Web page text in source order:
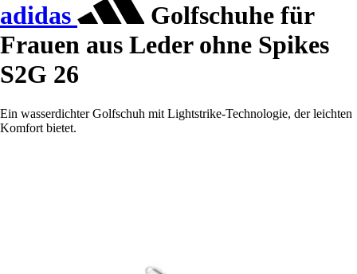
adidas
Golfschuhe für
Frauen aus Leder ohne Spikes
S2G 26
Ein wasserdichter Golfschuh mit Lightstrike-Technologie, der leichten
Komfort bietet.